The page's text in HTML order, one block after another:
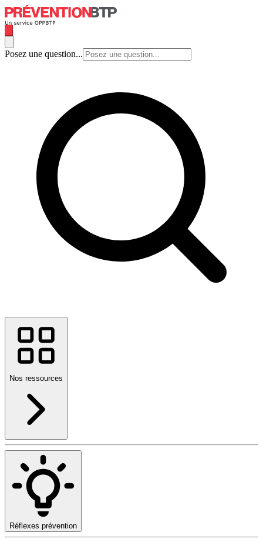
Posez une question...
Nos ressources
Réflexes prévention